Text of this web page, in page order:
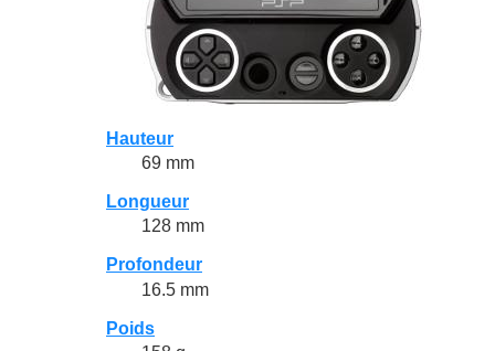
Hauteur
69 mm
Longueur
128 mm
Profondeur
16.5 mm
Poids